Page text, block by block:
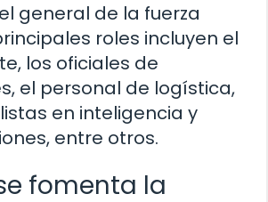
general de la fuerza
roles incluyen el
los oficiales de
el personal de logística,
en inteligencia y
entre otros.
fomenta la